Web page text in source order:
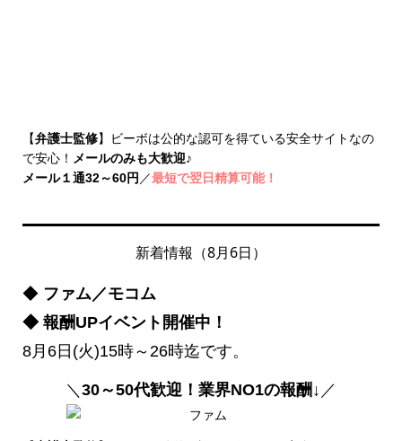
【弁護士監修】ビーボは公的な認可を得ている安全サイトなの
で安心！ メールのみも大歓迎♪
メール１通32～60円 ／最短で翌日精算可能！
新着情報（8月6日）
◆ ファム／モコム
◆ 報酬UPイベント開催中！
8月6日(火)15時～26時迄です。
＼ 30～50代歓迎！業界NO1の報酬↓ ／